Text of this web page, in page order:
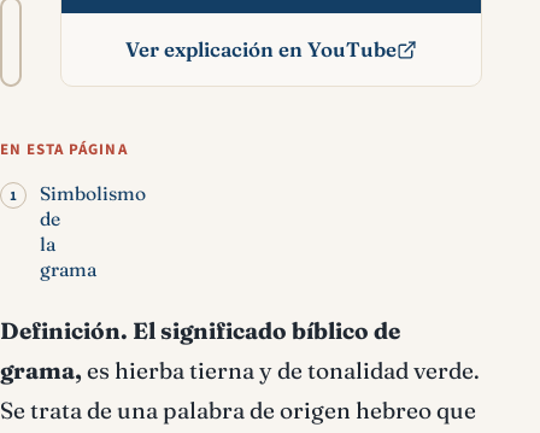
Tamaño
A− A+
Ver explicación en YouTube
EN ESTA PÁGINA
Simbolismo
de
la
grama
Definición. El significado bíblico de
grama, es hierba tierna y de tonalidad verde.
Se trata de una palabra de origen hebreo que